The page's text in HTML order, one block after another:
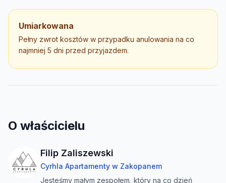
Umiarkowana
Pełny zwrot kosztów w przypadku anulowania na co
najmniej 5 dni przed przyjazdem.
O właścicielu
Filip Zaliszewski
Cyrhla Apartamenty w Zakopanem
Jesteśmy małym zespołem, który na co dzień